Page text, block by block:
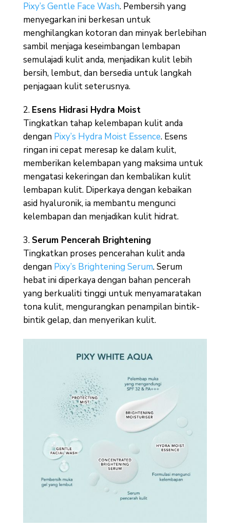
Pixy’s Gentle Face Wash. Pembersih yang
menyegarkan ini berkesan untuk
menghilangkan kotoran dan minyak berlebihan
sambil menjaga keseimbangan lembapan
semulajadi kulit anda, menjadikan kulit lebih
bersih, lembut, dan bersedia untuk langkah
penjagaan kulit seterusnya.
Esens Hidrasi Hydra Moist
Tingkatkan tahap kelembapan kulit anda
dengan Pixy’s Hydra Moist Essence. Esens
ringan ini cepat meresap ke dalam kulit,
memberikan kelembapan yang maksima untuk
mengatasi kekeringan dan kembalikan kulit
lembapan kulit. Diperkaya dengan kebaikan
asid hyaluronik, ia membantu mengunci
kelembapan dan menjadikan kulit hidrat.
Serum Pencerah Brightening
Tingkatkan proses pencerahan kulit anda
dengan Pixy’s Brightening Serum. Serum
hebat ini diperkaya dengan bahan pencerah
yang berkualiti tinggi untuk menyamaratakan
tona kulit, mengurangkan penampilan bintik-
bintik gelap, dan menyerikan kulit.